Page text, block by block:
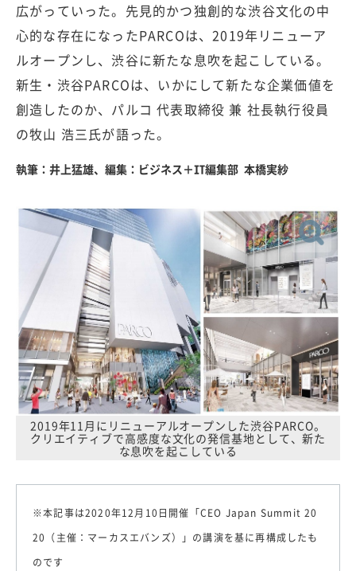
広がっていった。先見的かつ独創的な渋谷文化の中
心的な存在になったPARCOは、2019年リニューア
ルオープンし、渋谷に新たな息吹を起こしている。
新生・渋谷PARCOは、いかにして新たな企業価値を
創造したのか、パルコ 代表取締役 兼 社長執行役員
の牧山 浩三氏が語った。
執筆：井上猛雄、編集：ビジネス＋IT編集部 本橋実紗
2019年11月にリニューアルオープンした渋谷PARCO。
クリエイティブで高感度な文化の発信基地として、新た
な息吹を起こしている
※本記事は2020年12月10日開催「CEO Japan Summit 20
20（主催：マーカスエバンズ）」の講演を基に再構成したも
のです